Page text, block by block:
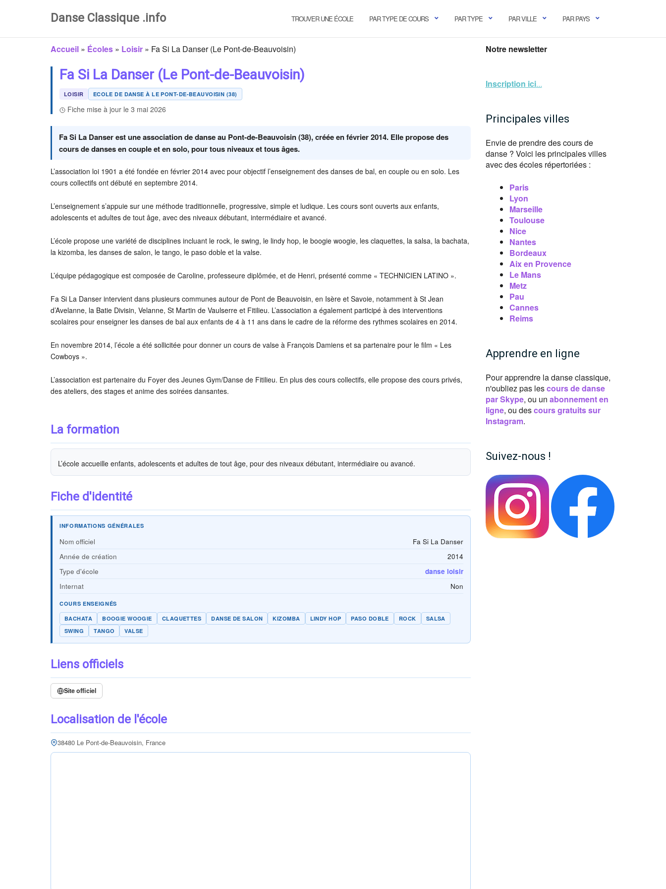
Danse Classique .info TROUVER UNE ÉCOLE PAR TYPE DE COURS PAR TYPE PAR VILLE PAR PAYS
Accueil » Écoles » Loisir » Fa Si La Danser (Le Pont-de-Beauvoisin)
Fa Si La Danser (Le Pont-de-Beauvoisin)
LOISIR ECOLE DE DANSE À LE PONT-DE-BEAUVOISIN (38)
Fiche mise à jour le 3 mai 2026
Fa Si La Danser est une association de danse au Pont-de-Beauvoisin (38), créée en février 2014. Elle propose des
cours de danses en couple et en solo, pour tous niveaux et tous âges.
L’association loi 1901 a été fondée en février 2014 avec pour objectif l’enseignement des danses de bal, en couple ou en solo. Les
cours collectifs ont débuté en septembre 2014.
L’enseignement s’appuie sur une méthode traditionnelle, progressive, simple et ludique. Les cours sont ouverts aux enfants,
adolescents et adultes de tout âge, avec des niveaux débutant, intermédiaire et avancé.
L’école propose une variété de disciplines incluant le rock, le swing, le lindy hop, le boogie woogie, les claquettes, la salsa, la bachata,
la kizomba, les danses de salon, le tango, le paso doble et la valse.
L’équipe pédagogique est composée de Caroline, professeure diplômée, et de Henri, présenté comme « TECHNICIEN LATINO ».
Fa Si La Danser intervient dans plusieurs communes autour de Pont de Beauvoisin, en Isère et Savoie, notamment à St Jean
d’Avelanne, la Batie Divisin, Velanne, St Martin de Vaulserre et Fitilieu. L’association a également participé à des interventions
scolaires pour enseigner les danses de bal aux enfants de 4 à 11 ans dans le cadre de la réforme des rythmes scolaires en 2014.
En novembre 2014, l’école a été sollicitée pour donner un cours de valse à François Damiens et sa partenaire pour le film « Les
Cowboys ».
L’association est partenaire du Foyer des Jeunes Gym/Danse de Fitilieu. En plus des cours collectifs, elle propose des cours privés,
des ateliers, des stages et anime des soirées dansantes.
La formation
L’école accueille enfants, adolescents et adultes de tout âge, pour des niveaux débutant, intermédiaire ou avancé.
Fiche d'identité
INFORMATIONS GÉNÉRALES
Nom officiel
Fa Si La Danser
Année de création
2014
Type d'école
danse loisir
Internat
Non
COURS ENSEIGNÉS
BACHATA
BOOGIE WOOGIE CLAQUETTES DANSE DE SALON KIZOMBA LINDY HOP PASO DOBLE ROCK
SALSA
SWING
TANGO VALSE
Liens officiels
Site officiel
Localisation de l'école
38480 Le Pont-de-Beauvoisin, France
Notre newsletter
Inscription ici...
Principales villes
Envie de prendre des cours de
danse ? Voici les principales villes
avec des écoles répertoriées :
Paris
Lyon
Marseille
Toulouse
Nice
Nantes
Bordeaux
Aix en Provence
Le Mans
Metz
Pau
Cannes
Reims
Apprendre en ligne
Pour apprendre la danse classique,
n'oubliez pas lescours de danse
par Skype, ou un abonnement en
ligne, ou descours gratuits sur
Instagram.
Suivez-nous !